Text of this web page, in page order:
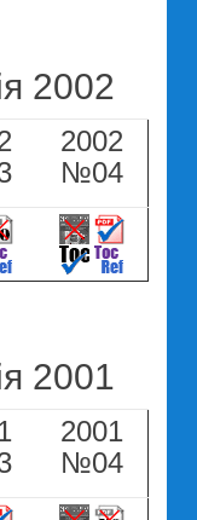
2002
2002
№04
2001
2001
№04